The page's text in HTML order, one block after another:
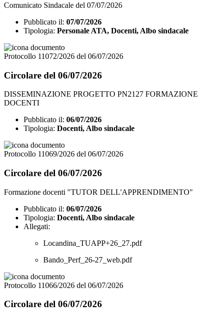
Comunicato Sindacale del 07/07/2026
Pubblicato il: 07/07/2026
Tipologia: Personale ATA, Docenti, Albo sindacale
Protocollo 11072/2026 del 06/07/2026
Circolare del 06/07/2026
DISSEMINAZIONE PROGETTO PN2127 FORMAZIONE
DOCENTI
Pubblicato il: 06/07/2026
Tipologia: Docenti, Albo sindacale
Protocollo 11069/2026 del 06/07/2026
Circolare del 06/07/2026
Formazione docenti "TUTOR DELL'APPRENDIMENTO"
Pubblicato il: 06/07/2026
Tipologia: Docenti, Albo sindacale
Allegati:
Locandina_TUAPP+26_27.pdf
Bando_Perf_26-27_web.pdf
Protocollo 11066/2026 del 06/07/2026
Circolare del 06/07/2026